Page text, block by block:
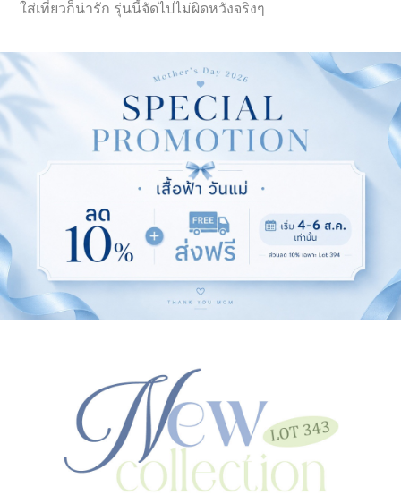
ใส่เที่ยวก็น่ารัก รุ่นนี้จัดไปไม่ผิดหวังจริงๆ